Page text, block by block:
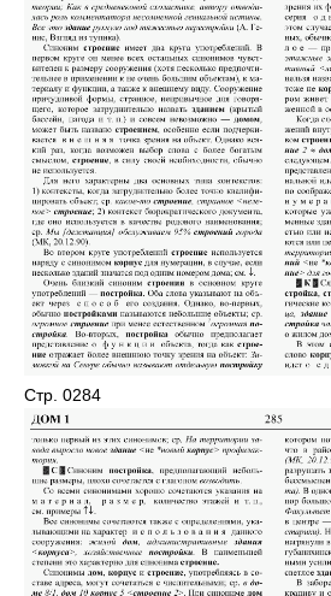
Стр. 0284